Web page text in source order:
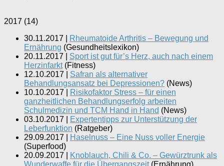
2017 (14)
30.11.2017
Rheumatoide Arthritis – Bewegung und
Ernährung (Gesundheitslexikon)
20.11.2017
Sport ist gut für’s Herz, auch nach einem
Herzinfarkt (Fitness)
12.10.2017
Safran als alternativer
Behandlungsansatz bei Depressionen? (News)
10.10.2017
Risikofaktor Stress – für einen
ganzheitlichen Behandlungserfolg arbeiten
Schulmedizin und TCM Hand in Hand (News)
03.10.2017
Expertentipps zur Unterstützung der
Leberfunktion (Ratgeber)
29.09.2017
Haselnuss – Eine Nuss voller Energie
(Superfood)
20.09.2017
Knoblauch, Chili & Co. – Gewürztrunk als
Wunderwaffe für die Übergangszeit (Ernährung)